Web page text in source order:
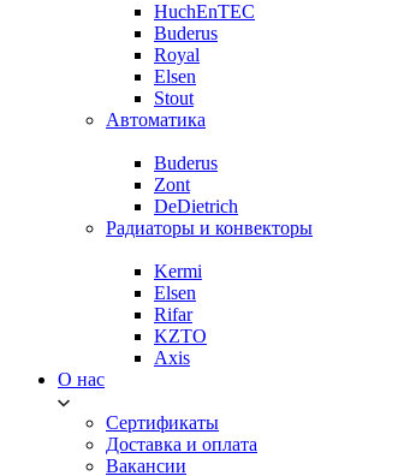
HuchEnTEC
Buderus
Royal
Elsen
Stout
Автоматика
Buderus
Zont
DeDietrich
Радиаторы и конвекторы
Kermi
Elsen
Rifar
KZTO
Axis
О нас
Сертификаты
Доставка и оплата
Вакансии